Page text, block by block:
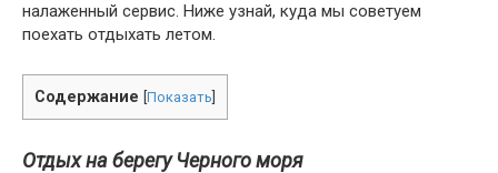
налаженный сервис. Ниже узнай, куда мы советуем
поехать отдыхать летом.
Содержание Показать
Отдых на берегу Черного моря